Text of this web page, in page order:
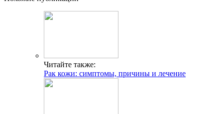
Читайте также:
Рак кожи: симптомы, причины и лечение